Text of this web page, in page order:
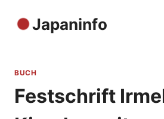
Inhalt
Japaninfo
BUCH
Festschrift